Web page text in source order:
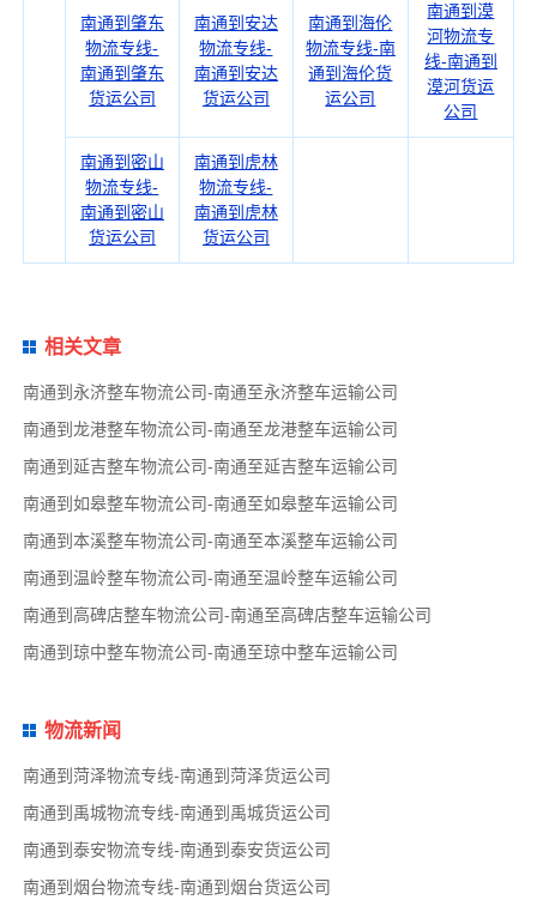
南通到肇东
物流专线-
南通到肇东
货运公司
南通到安达
物流专线-
南通到安达
货运公司
南通到海伦
物流专线-南
通到海伦货
运公司
南通到漠
河物流专
线-南通到
漠河货运
公司
南通到密山
物流专线-
南通到密山
货运公司
南通到虎林
物流专线-
南通到虎林
货运公司
相关文章
南通到永济整车物流公司-南通至永济整车运输公司
南通到龙港整车物流公司-南通至龙港整车运输公司
南通到延吉整车物流公司-南通至延吉整车运输公司
南通到如皋整车物流公司-南通至如皋整车运输公司
南通到本溪整车物流公司-南通至本溪整车运输公司
南通到温岭整车物流公司-南通至温岭整车运输公司
南通到高碑店整车物流公司-南通至高碑店整车运输公司
南通到琼中整车物流公司-南通至琼中整车运输公司
物流新闻
南通到菏泽物流专线-南通到菏泽货运公司
南通到禹城物流专线-南通到禹城货运公司
南通到泰安物流专线-南通到泰安货运公司
南通到烟台物流专线-南通到烟台货运公司